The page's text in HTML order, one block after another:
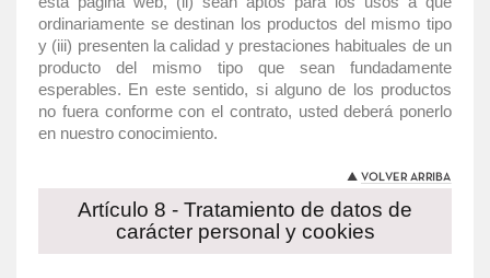
ordinariamente se destinan los productos del mismo tipo
y (iii) presenten la calidad y prestaciones habituales de un
producto del mismo tipo que sean fundadamente
esperables. En este sentido, si alguno de los productos
no fuera conforme con el contrato, usted deberá ponerlo
en nuestro conocimiento.
Artículo 8 - Tratamiento de datos de
carácter personal y cookies